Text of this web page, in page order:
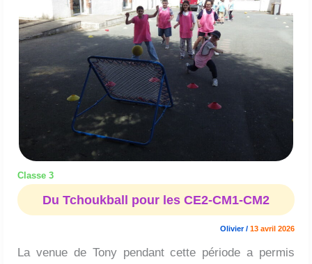
Classe 3
Du Tchoukball pour les CE2-CM1-CM2
Olivier/ 13 avril 2026
La venue de Tony pendant cette période a permis
les
CE2-
CM1-
CM2